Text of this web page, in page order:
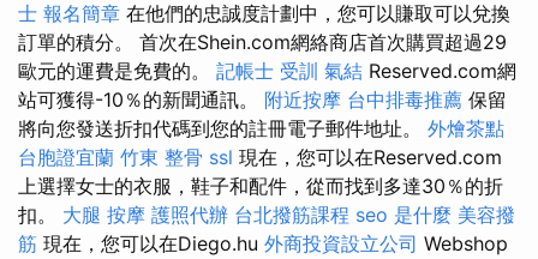
士 報名簡章 在他們的忠誠度計劃中，您可以賺取可以兌換
訂單的積分。 首次在Shein.com網絡商店首次購買超過29
歐元的運費是免費的。 記帳士 受訓 氣結 Reserved.com網
站可獲得-10％的新聞通訊。 附近按摩 台中排毒推薦 保留
將向您發送折扣代碼到您的註冊電子郵件地址。 外燴茶點
台胞證宜蘭 竹東 整骨 ssl 現在，您可以在Reserved.com
上選擇女士的衣服，鞋子和配件，從而找到多達30％的折
扣。 大腿 按摩 護照代辦 台北撥筋課程 seo 是什麼 美容撥
筋 現在，您可以在Diego.hu 外商投資設立公司 Webshop